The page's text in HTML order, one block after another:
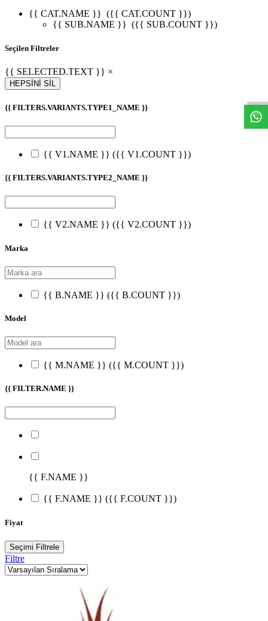
{{ CAT.NAME }} ({{ CAT.COUNT }})
{{ SUB.NAME }} ({{ SUB.COUNT }})
Seçilen Filtreler
{{ SELECTED.TEXT }} ×
HEPSİNİ SİL
{{ FILTERS.VARIANTS.TYPE1_NAME }}
{{ V1.NAME }} ({{ V1.COUNT }})
{{ FILTERS.VARIANTS.TYPE2_NAME }}
{{ V2.NAME }} ({{ V2.COUNT }})
Marka
{{ B.NAME }} ({{ B.COUNT }})
Model
{{ M.NAME }} ({{ M.COUNT }})
{{ FILTER.NAME }}
{{ F.NAME }}
{{ F.NAME }} ({{ F.COUNT }})
Fiyat
Seçimi Filtrele
Filtre